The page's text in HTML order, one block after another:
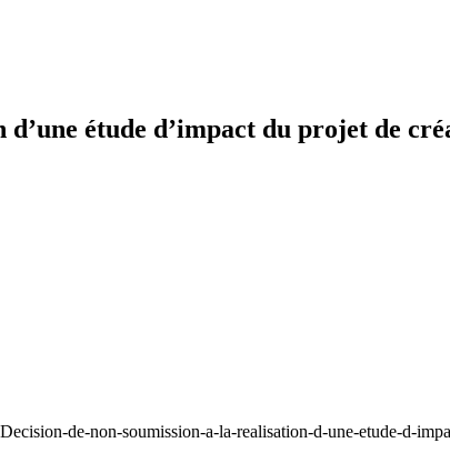
étude d’impact du projet de
de-non-soumission-a-la-realisation-d-une-etude-d-